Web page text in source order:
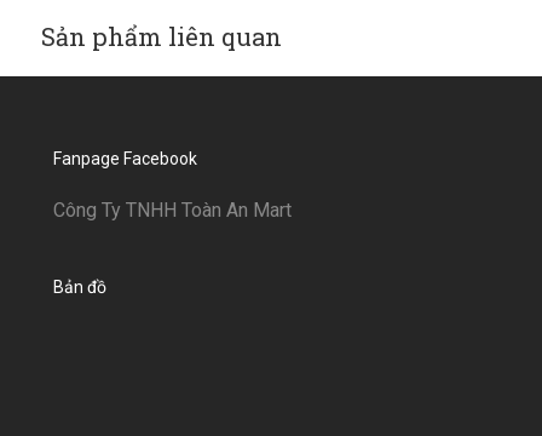
Sản phẩm liên quan
Fanpage Facebook
Công Ty TNHH Toàn An Mart
Bản đồ